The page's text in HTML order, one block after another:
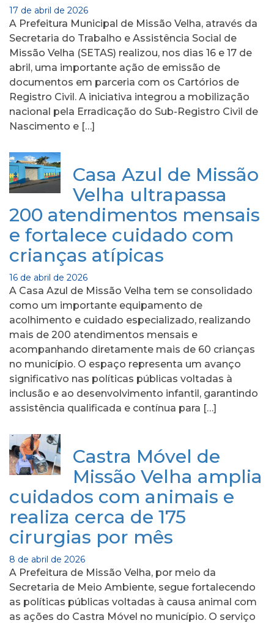
17 de abril de 2026
A Prefeitura Municipal de Missão Velha, através da
Secretaria do Trabalho e Assistência Social de
Missão Velha (SETAS) realizou, nos dias 16 e 17 de
abril, uma importante ação de emissão de
documentos em parceria com os Cartórios de
Registro Civil. A iniciativa integrou a mobilização
nacional pela Erradicação do Sub-Registro Civil de
Nascimento e […]
Casa Azul de Missão
Velha ultrapassa
200 atendimentos mensais
e fortalece cuidado com
crianças atípicas
16 de abril de 2026
A Casa Azul de Missão Velha tem se consolidado
como um importante equipamento de
acolhimento e cuidado especializado, realizando
mais de 200 atendimentos mensais e
acompanhando diretamente mais de 60 crianças
no município. O espaço representa um avanço
significativo nas políticas públicas voltadas à
inclusão e ao desenvolvimento infantil, garantindo
assistência qualificada e contínua para […]
Castra Móvel de
Missão Velha amplia
cuidados com animais e
realiza cerca de 175
cirurgias por mês
8 de abril de 2026
A Prefeitura de Missão Velha, por meio da
Secretaria de Meio Ambiente, segue fortalecendo
as políticas públicas voltadas à causa animal com
as ações do Castra Móvel no município. O serviço